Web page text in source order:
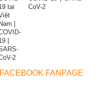
CoV-2
FACEBOOK FANPAGE